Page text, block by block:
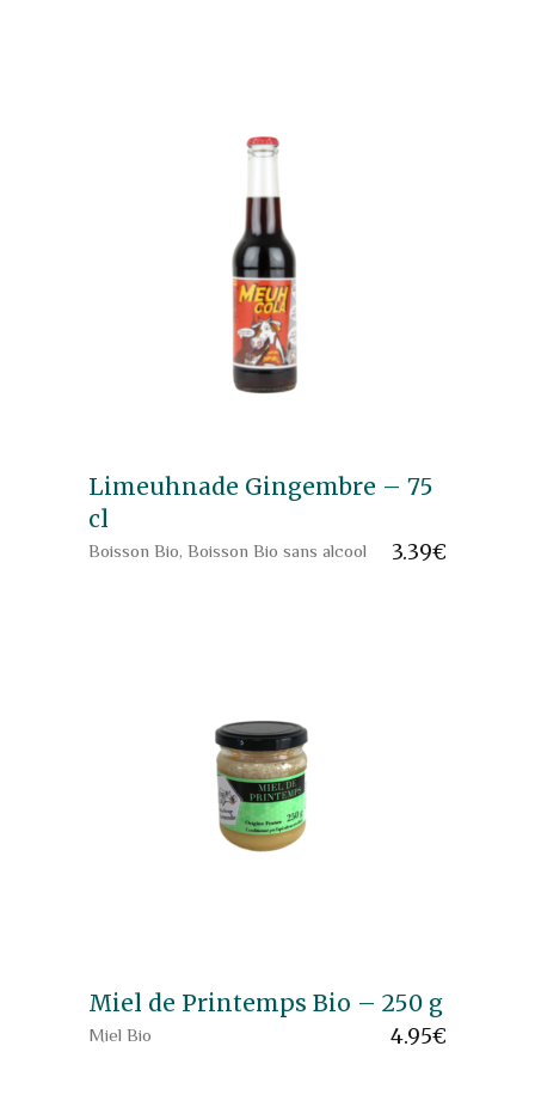
Limeuhnade Gingembre – 75
cl
3.39€
Boisson Bio, Boisson Bio sans alcool
Miel de Printemps Bio – 250 g
4.95€
Miel Bio